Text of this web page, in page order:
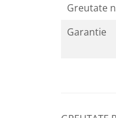
Greutate
Garantie